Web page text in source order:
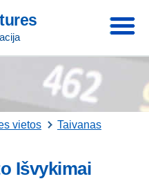
vietos
Taivanas
Išvykimai